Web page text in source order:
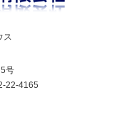
ス
号
22-4165